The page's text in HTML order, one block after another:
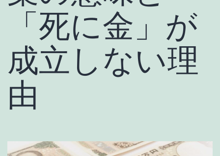
「死に金」が
成立しない理
由